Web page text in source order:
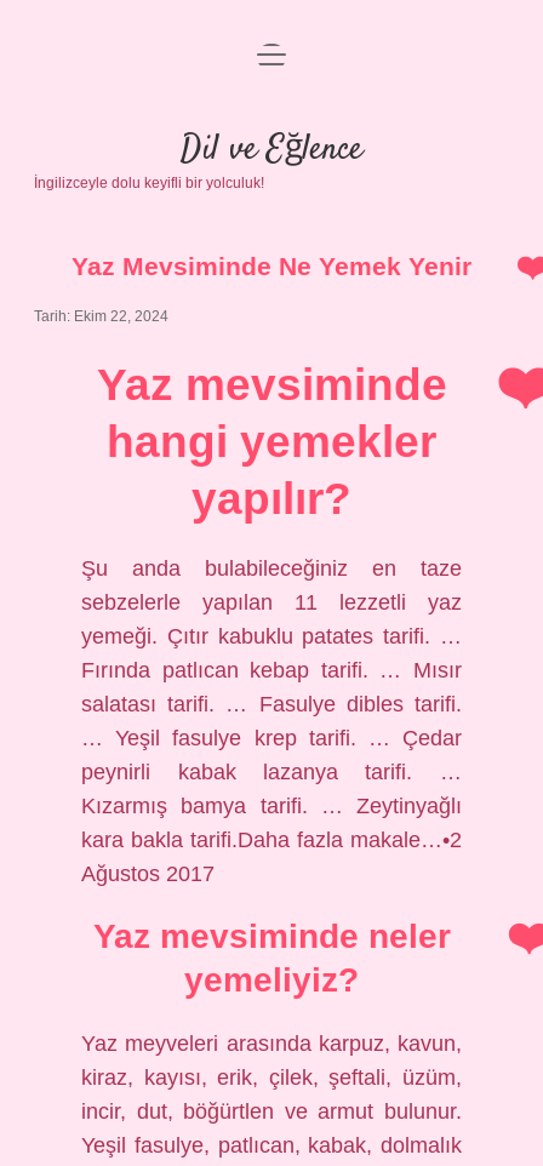
Anasayfa
Gizlilik Politikası
Yasal Uyarı
menüyü
Dil ve Eğlence
İngilizceyle dolu keyifli bir yolculuk!
Yaz Mevsiminde Ne Yemek Yenir
Tarih: Ekim 22, 2024
Yaz mevsiminde
hangi yemekler
yapılır?
Şu anda bulabileceğiniz en taze
sebzelerle yapılan 11 lezzetli yaz
yemeği. Çıtır kabuklu patates tarifi. …
Fırında patlıcan kebap tarifi. … Mısır
salatası tarifi. … Fasulye dibles tarifi.
… Yeşil fasulye krep tarifi. … Çedar
peynirli kabak lazanya tarifi. …
Kızarmış bamya tarifi. … Zeytinyağlı
kara bakla tarifi.Daha fazla makale…•2
Ağustos 2017
Yaz mevsiminde neler
yemeliyiz?
Yaz meyveleri arasında karpuz, kavun,
kiraz, kayısı, erik, çilek, şeftali, üzüm,
incir, dut, böğürtlen ve armut bulunur.
Yeşil fasulye, patlıcan, kabak, dolmalık